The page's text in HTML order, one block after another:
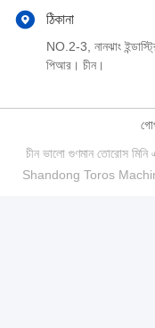
ঠিকানা
NO.2-3, নানঝাং
পিআর। চীন।
চীন ভালো গুণমান তোরোস
Shandong Toros